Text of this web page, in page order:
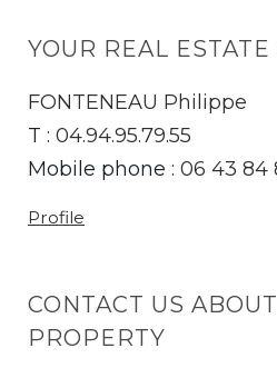
YOUR REAL
FONTENEAU Philippe
T : 04.94.95.79.55
Mobile phone : 06 43 84
Profile
CONTACT US
PROPERTY